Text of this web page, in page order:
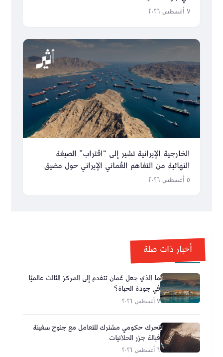
٧ أغسطس ٢٠٢٦
الخارجية الإيرانية تشير إلى “اقتراب” الصيغة
النهائية من التفاهم العُماني الإيراني حول مضيق
هرمز
٥ أغسطس ٢٠٢٦
أخبار ذات صلة
ما الذي جعل عُمان تتقدم إلى المركز الثالث عالميًا
في جودة الحياة؟
٧ أغسطس ٢٠٢٦
تحرك حكومي مشترك للتعامل مع جنوح سفينة
قبالة جزر الحلانيات
٦ أغسطس ٢٠٢٦